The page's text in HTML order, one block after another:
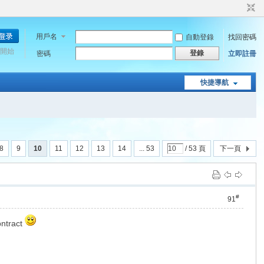
用戶名 自動登錄
找回密碼
密碼
登錄 立即註冊
始
快捷導航
8 9 10 11 12 13 14 ... 53 / 53 頁 下一頁
91#